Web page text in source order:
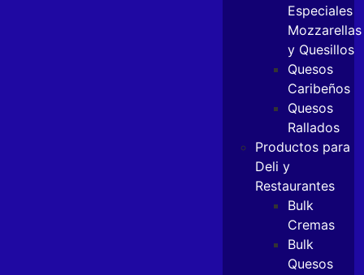
Especiales
Mozzarellas
y Quesillos
Quesos
Caribeños
Quesos
Rallados
Productos para
Deli y
Restaurantes
Bulk
Cremas
Bulk
Quesos